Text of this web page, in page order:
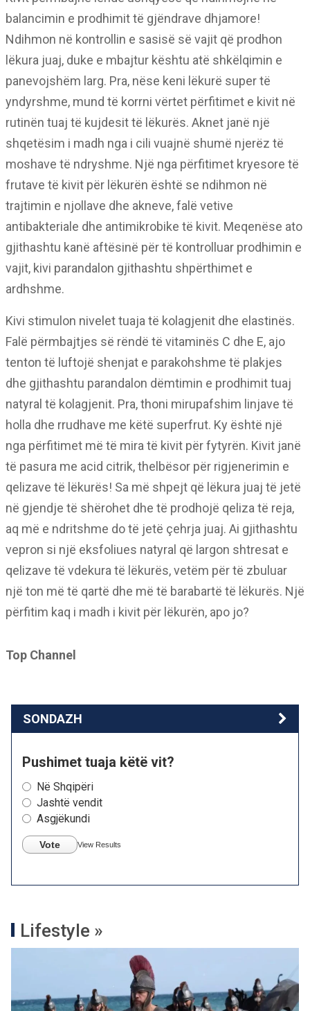
balancimin e prodhimit të gjëndrave dhjamore!
Ndihmon në kontrollin e sasisë së vajit që prodhon
lëkura juaj, duke e mbajtur kështu atë shkëlqimin e
panevojshëm larg. Pra, nëse keni lëkurë super të
yndyrshme, mund të korrni vërtet përfitimet e kivit në
rutinën tuaj të kujdesit të lëkurës. Aknet janë një
shqetësim i madh nga i cili vuajnë shumë njerëz të
moshave të ndryshme. Një nga përfitimet kryesore të
frutave të kivit për lëkurën është se ndihmon në
trajtimin e njollave dhe akneve, falë vetive
antibakteriale dhe antimikrobike të kivit. Meqenëse ato
gjithashtu kanë aftësinë për të kontrolluar prodhimin e
vajit, kivi parandalon gjithashtu shpërthimet e
ardhshme.
Kivi stimulon nivelet tuaja të kolagjenit dhe elastinës.
Falë përmbajtjes së rëndë të vitaminës C dhe E, ajo
tenton të luftojë shenjat e parakohshme të plakjes
dhe gjithashtu parandalon dëmtimin e prodhimit tuaj
natyral të kolagjenit. Pra, thoni mirupafshim linjave të
holla dhe rrudhave me këtë superfrut. Ky është një
nga përfitimet më të mira të kivit për fytyrën. Kivit janë
të pasura me acid citrik, thelbësor për rigjenerimin e
qelizave të lëkurës! Sa më shpejt që lëkura juaj të jetë
në gjendje të shërohet dhe të prodhojë qeliza të reja,
aq më e ndritshme do të jetë çehrja juaj. Ai gjithashtu
vepron si një eksfoliues natyral që largon shtresat e
qelizave të vdekura të lëkurës, vetëm për të zbuluar
një ton më të qartë dhe më të barabartë të lëkurës. Një
përfitim kaq i madh i kivit për lëkurën, apo jo?
Top Channel
SONDAZH
Pushimet tuaja këtë vit?
Në Shqipëri
Jashtë vendit
Asgjëkundi
Vote View Results
Lifestyle »